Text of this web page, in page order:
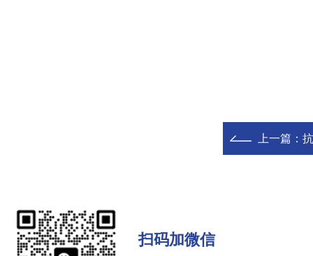
上一篇：
扫码加微信